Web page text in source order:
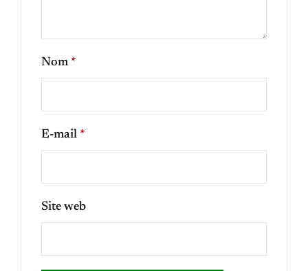
Nom *
E-mail *
Site web